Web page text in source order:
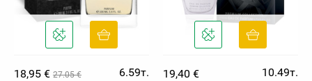
18,95 € 27.05 €
6.59т.
19,40 €
10.49т.